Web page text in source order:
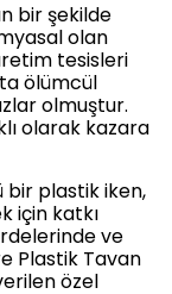
bir şekilde
olan
tesisleri
ölümcül
olmuştur.
olarak kazara
bir plastik iken,
için katkı
ve
Plastik Tavan
özel